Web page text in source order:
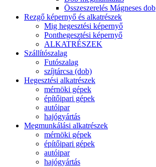
Összeszerelés Mágneses dob
Rezgő képernyő és alkatrészek
Mig hegesztési képernyő
Ponthegesztési képernyő
ALKATRÉSZEK
Szállítószalag
Futószalag
szíjtárcsa (dob)
Hegesztési alkatrészek
mérnöki gépek
építőipari gépek
autóipar
hajógyártás
Megmunkálási alkatrészek
mérnöki gépek
építőipari gépek
autóipar
hajógyártás